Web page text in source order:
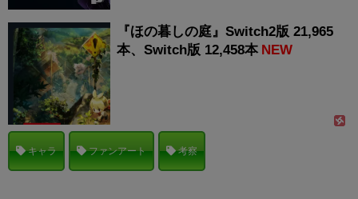
『ほの暮しの庭』Switch2版 21,965
本、Switch版 12,458本 NEW
キャラ ファンアート 考察